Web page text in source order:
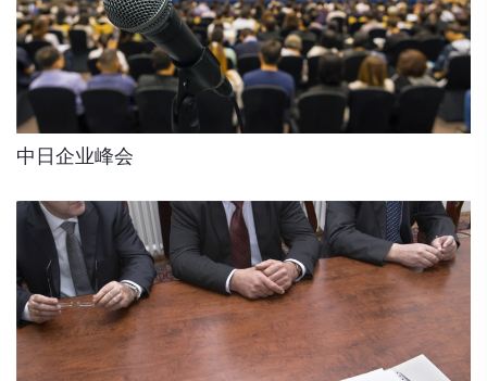
中日企业峰会